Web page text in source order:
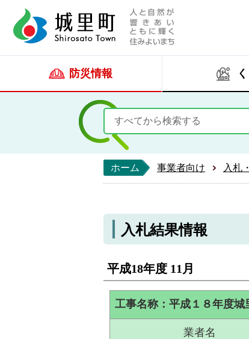
人と自然が響き
防災情報
ホーム 事業者向け 入札
入札結果情報
平成18年度 11月
工事名称：平成１８年度城
業者名